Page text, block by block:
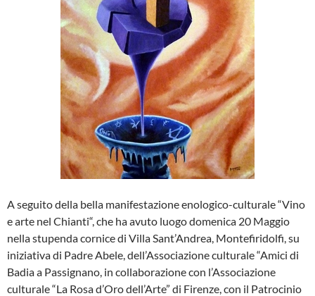
A seguito della bella manifestazione enologico-culturale “Vino
e arte nel Chianti“, che ha avuto luogo domenica 20 Maggio
nella stupenda cornice di Villa Sant’Andrea, Montefiridolfi, su
iniziativa di Padre Abele, dell’Associazione culturale “Amici di
Badia a Passignano, in collaborazione con l’Associazione
culturale “La Rosa d’Oro dell’Arte” di Firenze, con il Patrocinio